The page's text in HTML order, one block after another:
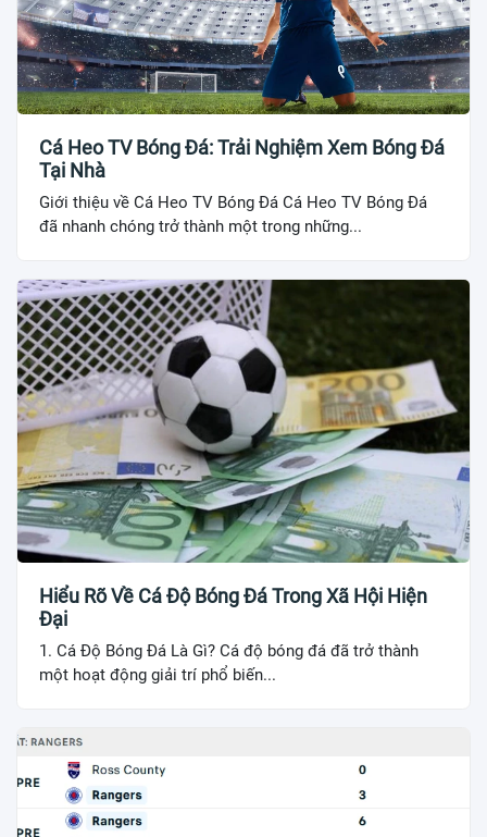
Cá Heo TV Bóng Đá: Trải Nghiệm Xem Bóng Đá
Tại Nhà
Giới thiệu về Cá Heo TV Bóng Đá Cá Heo TV Bóng Đá
đã nhanh chóng trở thành một trong những...
Hiểu Rõ Về Cá Độ Bóng Đá Trong Xã Hội Hiện
Đại
1. Cá Độ Bóng Đá Là Gì? Cá độ bóng đá đã trở thành
một hoạt động giải trí phổ biến...